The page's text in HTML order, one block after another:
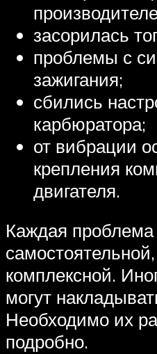
засорилась
проблемы с
зажигания;
сбились
карбюратора;
от вибрации
крепления
двигателя.
Каждая
комплексной.
могут
Необходимо их
подробно.